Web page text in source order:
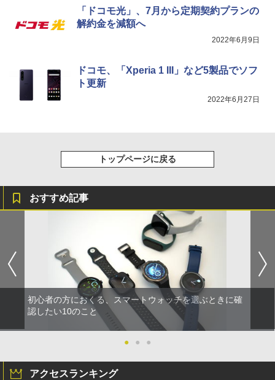
「ドコモ光」、7月から定期契約プランの
解約金を減額へ
2022年6月9日
ドコモ、「Xperia 1 III」など5製品でソフ
ト更新
2022年6月27日
トップページに戻る
おすすめ記事
初心者の方におくる、スマートウォッチを選ぶときに確
認したい10のこと
● ● ●
アクセスランキング